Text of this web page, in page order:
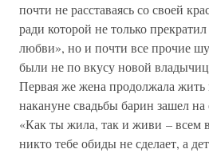
почти не расставаясь со своей
ради которой не только
любви», но и почти все прочие
были не по вкусу новой
Первая же жена продолжала
накануне свадьбы барин зашел
«Как ты жила, так и живи – всем
никто тебе обиды не сделает, а